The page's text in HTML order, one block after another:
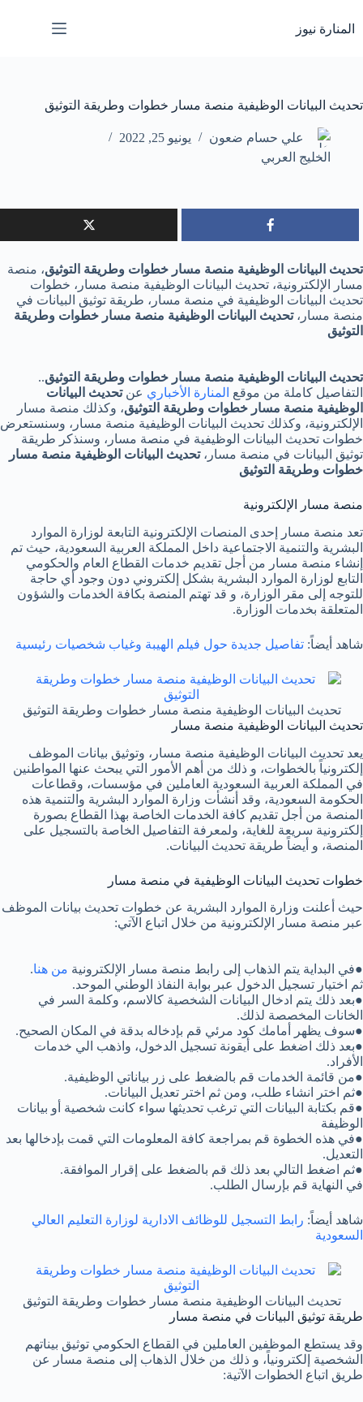
إلى
المحتوى
المنارة نيوز
تحديث البيانات الوظيفية منصة مسار خطوات وطريقة التوثيق
علي حسام ضعون
يونيو 25, 2022
الخليج العربي
تحديث البيانات الوظيفية منصة مسار خطوات وطريقة التوثيق، منصة
مسار الإلكترونية، تحديث البيانات الوظيفية منصة مسار، خطوات
تحديث البيانات الوظيفية في منصة مسار، طريقة توثيق البيانات في
منصة مسار،تحديث البيانات الوظيفية منصة مسار خطوات وطريقة
التوثيق
تحديث البيانات الوظيفية منصة مسار خطوات وطريقة التوثيق..
التفاصيل كاملة من موقع المنارة الأخباري عنتحديث البيانات
الوظيفية منصة مسار خطوات وطريقة التوثيق، وكذلك منصة مسار
الإلكترونية، وكذلك تحديث البيانات الوظيفية منصة مسار، وسنستعرض
خطوات تحديث البيانات الوظيفية في منصة مسار، وسنذكر طريقة
توثيق البيانات في منصة مسار،تحديث البيانات الوظيفية منصة مسار
خطوات وطريقة التوثيق
منصة مسار الإلكترونية
تعد منصة مسار إحدى المنصات الإلكترونية التابعة لوزارة الموارد
البشرية والتنمية الاجتماعية داخل المملكة العربية السعودية، حيث تم
إنشاء منصة مسار من أجل تقديم خدمات القطاع العام والحكومي
التابع لوزارة الموارد البشرية بشكل إلكتروني دون وجود أي حاجة
للتوجه إلى مقر الوزارة، و قد تهتم المنصة بكافة الخدمات والشؤون
المتعلقة بخدمات الوزارة.
شاهد أيضاً: تفاصيل جديدة حول فيلم الهيبة وغياب شخصيات رئيسية
تحديث البيانات الوظيفية منصة مسار خطوات وطريقة التوثيق
تحديث البيانات الوظيفية منصة مسار
يعد تحديث البيانات الوظيفية منصة مسار، وتوثيق بيانات الموظف
إلكترونياً بالخطوات، و ذلك من أهم الأمور التي يبحث عنها المواطنين
في المملكة العربية السعودية العاملين في مؤسسات، وقطاعات
الحكومة السعودية، وقد أنشأت وزارة الموارد البشرية والتنمية هذه
المنصة من أجل تقديم كافة الخدمات الخاصة بهذا القطاع بصورة
إلكترونية سريعة للغاية، ولمعرفة التفاصيل الخاصة بالتسجيل على
المنصة، و أيضاً طريقة تحديث البيانات.
خطوات تحديث البيانات الوظيفية في منصة مسار
حيث أعلنت وزارة الموارد البشرية عن خطوات تحديث بيانات الموظف
عبر منصة مسار الإلكترونية من خلال اتباع الآتي:
●في البداية يتم الذهاب إلى رابط منصة مسار الإلكترونية من هنا.
ثم اختيار تسجيل الدخول عبر بوابة النفاذ الوطني الموحد.
●بعد ذلك يتم ادخال البيانات الشخصية كالاسم، وكلمة السر في
الخانات المخصصة لذلك.
●سوف يظهر أمامك كود مرئي قم بإدخاله بدقة في المكان الصحيح.
●بعد ذلك اضغط على أيقونة تسجيل الدخول، واذهب الي خدمات
الأفراد.
●من قائمة الخدمات قم بالضغط على زر بياناتي الوظيفية.
●ثم اختر انشاء طلب، ومن ثم اختر تعديل البيانات.
●قم بكتابة البيانات التي ترغب تحديثها سواء كانت شخصية أو بيانات
الوظيفة
●في هذه الخطوة قم بمراجعة كافة المعلومات التي قمت بإدخالها بعد
التعديل.
●ثم اضغط التالي بعد ذلك قم بالضغط على إقرار الموافقة.
في النهاية قم بإرسال الطلب.
شاهد أيضاً: رابط التسجيل للوظائف الادارية لوزارة التعليم العالي
السعودية
تحديث البيانات الوظيفية منصة مسار خطوات وطريقة التوثيق
طريقة توثيق البيانات في منصة مسار
وقد يستطع الموظفين العاملين في القطاع الحكومي توثيق بيناتهم
الشخصية إلكترونياً، و ذلك من خلال الذهاب إلى منصة مسار عن
طريق اتباع الخطوات الآتية: